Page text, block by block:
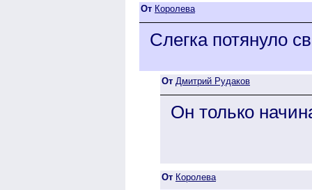
От Королева
Слегка потянуло
От Дмитрий Рудаков
Он только
От Королева